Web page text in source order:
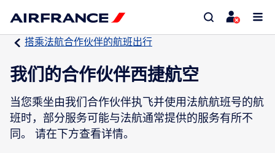
搭乘法航合作伙伴的航班出行
我们的合作伙伴西捷航空
当您乘坐由我们合作伙伴执飞并使用法航航班号的航
班时，部分服务可能与法航通常提供的服务有所不
同。 请在下方查看详情。